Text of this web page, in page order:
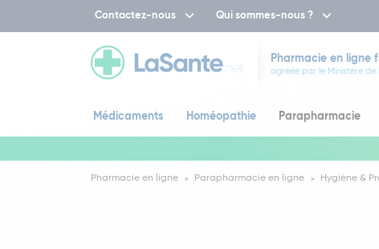
Contactez-nous Qui sommes-nous ?
Pharmacie en ligne
agréée par le Ministère de
Médicaments Homéopathie Parapharmacie
Pharmacie en ligne Parapharmacie en ligne Hygiène &